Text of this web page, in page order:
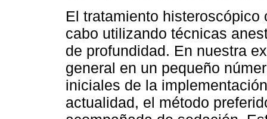
El tratamiento
cabo utilizando técnicas
de profundidad. En nuestra
general en un pequeño
iniciales de la
actualidad, el método